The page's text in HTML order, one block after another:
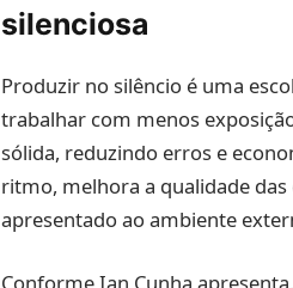
silenciosa
Produzir no silêncio é uma
trabalhar com menos
sólida, reduzindo erros e
ritmo, melhora a qualidade
apresentado ao ambiente